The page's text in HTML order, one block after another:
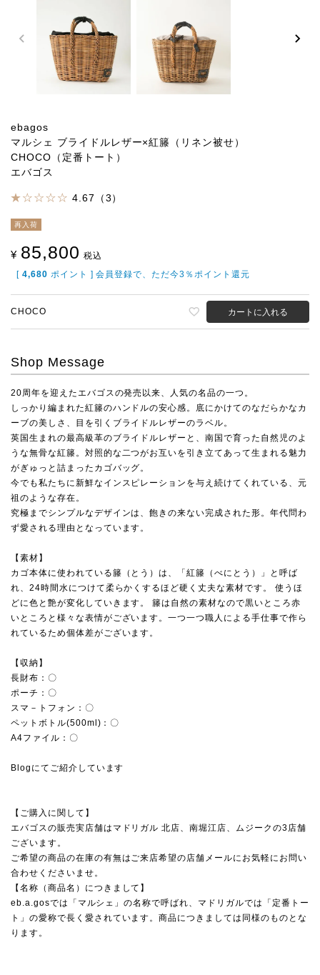
ebagos
マルシェ ブライドルレザー×紅籐（リネン被せ）
CHOCO（定番トート）
エバゴス
4.67（3）
再入荷
¥ 85,800 税込
[ 4,680 ポイント ] 会員登録で、ただ今3％ポイント還元
CHOCO カートに入れる
Shop Message
20周年を迎えたエバゴスの発売以来、人気の名品の一つ。
しっかり編まれた紅籐のハンドルの安心感。底にかけてのなだらかなカ
ーブの美しさ、目を引くブライドルレザーのラベル。
英国生まれの最高級革のブライドルレザーと、南国で育った自然児のよ
うな無骨な紅籐。対照的な二つがお互いを引き立てあって生まれる魅力
がぎゅっと詰まったカゴバッグ。
今でも私たちに新鮮なインスピレーションを与え続けてくれている、元
祖のような存在。
究極までシンプルなデザインは、飽きの来ない完成された形。年代問わ
ず愛される理由となっています。
【素材】
カゴ本体に使われている籐（とう）は、「紅籐（べにとう）」と呼ば
れ、24時間水につけて柔らかくするほど硬く丈夫な素材です。 使うほ
どに色と艶が変化していきます。 籐は自然の素材なので黒いところ赤
いところと様々な表情がございます。一つ一つ職人による手仕事で作ら
れているため個体差がございます。
【収納】
長財布：〇
ポーチ：〇
スマ－トフォン：〇
ペットボトル(500ml)：〇
A4ファイル：〇
Blogにてご紹介しています
【ご購入に関して】
エバゴスの販売実店舗は マドリガル 北店 、南堀江店 ムジーク の3店舗
ございます。
ご希望の商品の在庫の有無はご来店希望の店舗メールにお気軽にお問い
合わせくださいませ。
【名称（商品名）につきまして】
eb.a.gosでは「マルシェ」の名称で呼ばれ、マドリガルでは「定番トー
ト」の愛称で長く愛されています。商品につきましては同様のものとな
ります。